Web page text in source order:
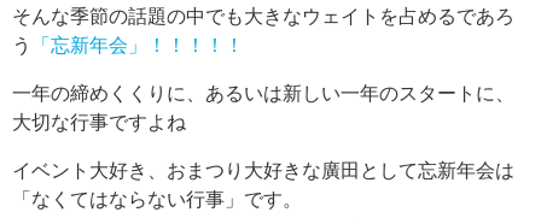
o
k
そんな季節の話題の中でも大きなウェイトを占めるであろ
う
「忘新年会」！！！！！
一年の締めくくりに、あるいは新しい一年のスタートに、
大切な行事ですよね
イベント大好き、おまつり大好きな廣田として忘新年会は
「なくてはならない行事」です。